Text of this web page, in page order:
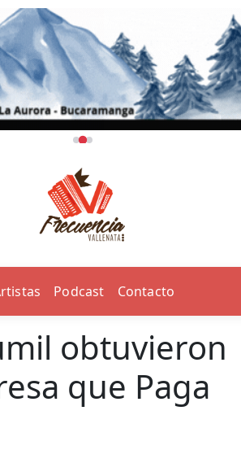
Podcast Contacto
obtuvieron
que Paga